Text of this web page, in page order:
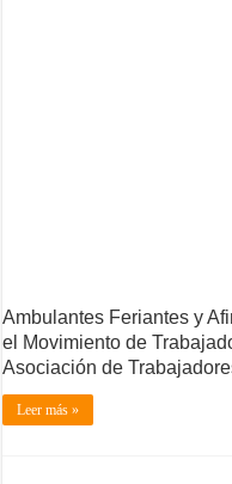
Ambulantes Feriantes y
el Movimiento de
Asociación de
Leer más »